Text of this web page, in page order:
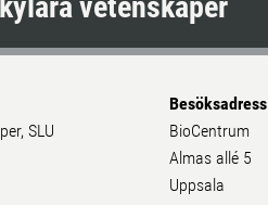
vetenskaper
SLU
Besöksadress
BioCentrum
Almas allé 5
Uppsala